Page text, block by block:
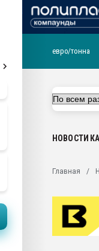
ближайшее
Подмосковье,
первый план в
28.07.2026
ситуацией на
Всё, что касается
Материал
евро/тонна
НОВОСТИ
Главная